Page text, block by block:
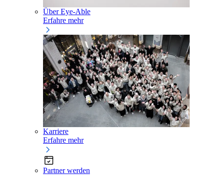
Über Eye-Able
Erfahre mehr
Karriere
Erfahre mehr
Partner werden